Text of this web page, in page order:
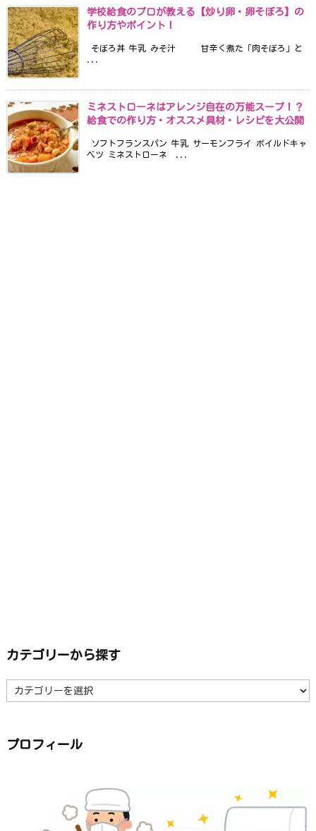
学校給食のプロが教える【炒り卵・卵そぼろ】の
作り方やポイント！
そぼろ丼 牛乳 みそ汁 甘辛く煮た「肉そぼろ」と
ミネストローネはアレンジ自在の万能スープ！？
給食での作り方・オススメ具材・レシピを大公開
ソフトフランスパン 牛乳 サーモンフライ ボイルドキャ
ベツ ミネストローネ ...
カテゴリーから探す
テ
ゴ
ら
探
プロフィール